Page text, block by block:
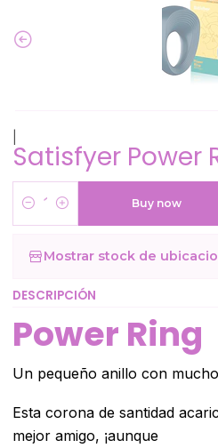
Satisfyer Power
Cantidad
Buy now
Mostrar stock de
DESCRIPCIÓN
Power Ring
Un pequeño anillo con
Esta corona de santidad
mejor amigo, ¡aunque